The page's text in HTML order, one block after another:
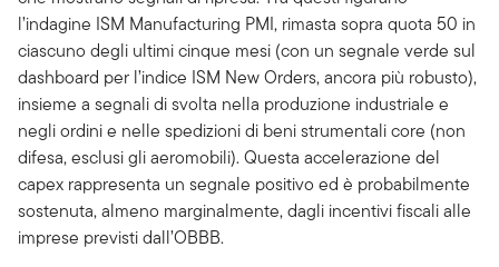
l’indagine ISM Manufacturing PMI, rimasta sopra quota 50 in
ciascuno degli ultimi cinque mesi (con un segnale verde sul
dashboard per l’indice ISM New Orders, ancora più robusto),
insieme a segnali di svolta nella produzione industriale e
negli ordini e nelle spedizioni di beni strumentali core (non
difesa, esclusi gli aeromobili). Questa accelerazione del
capex rappresenta un segnale positivo ed è probabilmente
sostenuta, almeno marginalmente, dagli incentivi fiscali alle
imprese previsti dall’OBBB.